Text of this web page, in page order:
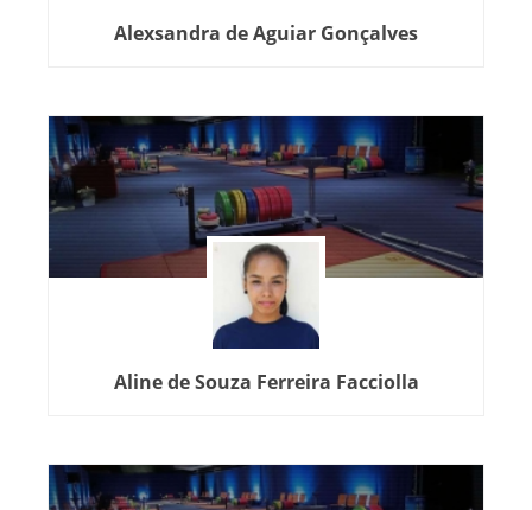
Alexsandra de Aguiar Gonçalves
Aline de Souza Ferreira Facciolla